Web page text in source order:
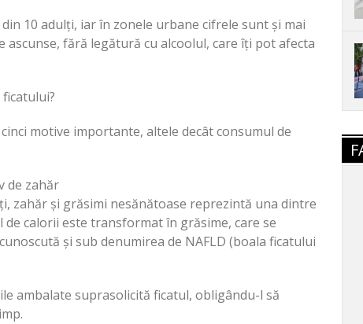
10 adulți, iar în zonele urbane cifrele sunt și mai
ascunse, fără legătură cu alcoolul, care îți pot afecta
motive importante, altele decât consumul de
de zahăr
zahăr și grăsimi nesănătoase reprezintă una dintre
de calorii este transformat în grăsime, care se
și sub denumirea de NAFLD (boala ficatului
ambalate suprasolicită ficatul, obligându-l să